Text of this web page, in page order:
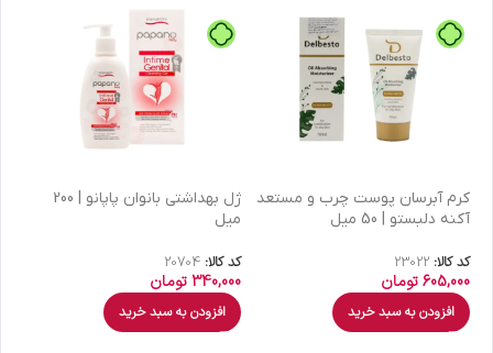
كرم آبرسان پوست چرب و مستعد
آکنه دلبستو | 50 میل
کد کالا: 23022
605,000تومان
افزودن به سبد خرید
ژل بهداشتی بانوان پاپانو | 200
میل
کد کالا: 20704
340,000تومان
افزودن به سبد خرید